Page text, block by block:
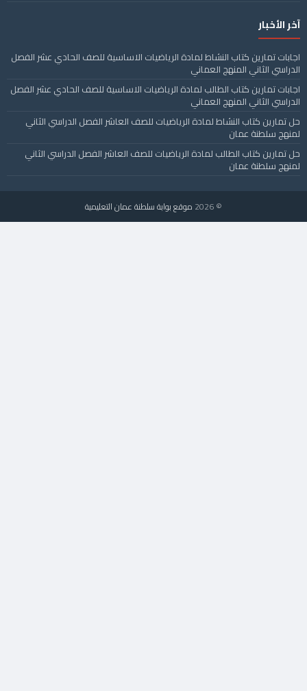
آخر الأخبار
اجابات تمارين كتاب النشاط لمادة الرياضيات الاساسية للصف الحادي عشر الفصل
الدراسي الثاني المنهج العماني
اجابات تمارين كتاب الطالب لمادة الرياضيات الاساسية للصف الحادي عشر الفصل
الدراسي الثاني المنهج العماني
حل تمارين كتاب النشاط لمادة الرياضيات للصف العاشر الفصل الدراسي الثاني
لمنهج سلطنة عمان
حل تمارين كتاب الطالب لمادة الرياضيات للصف العاشر الفصل الدراسي الثاني
لمنهج سلطنة عمان
© 2026 موقع بوابة سلطنة عمان التعليمية